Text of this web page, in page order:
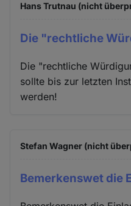
Hans Trutnau (nicht
Die "rechtliche
Die "rechtliche
sollte bis zur letzten
werden!
Stefan Wagner (nicht
Bemerkenswet die